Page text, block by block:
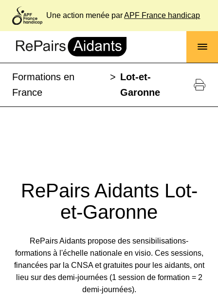
Une action menée parAPF France handicap
Formations en
France
> Lot-et-
Garonne
RePairs Aidants Lot-
et-Garonne
RePairs Aidants propose des sensibilisations-
formations à l'échelle nationale en visio. Ces sessions,
financées par la CNSA et gratuites pour les aidants, ont
lieu sur des demi-journées (1 session de formation = 2
demi-journées).